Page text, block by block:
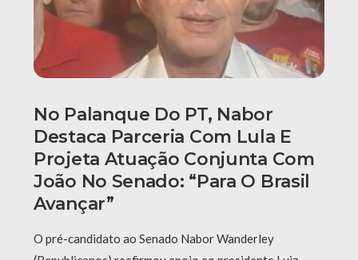
No Palanque Do PT, Nabor
Destaca Parceria Com Lula E
Projeta Atuação Conjunta Com
João No Senado: “Para O Brasil
Avançar”
O pré-candidato ao Senado Nabor Wanderley